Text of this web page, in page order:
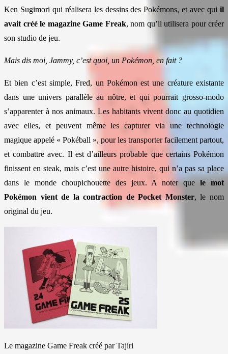
Ken Sugimori qui réalisera les dessins des Pokémons, et avec qui il
avait créé le magazine Game Freak, nom qu’il utilisera pour créer
son studio de jeu.
Mais dis moi, Jammy, c’est quoi, un Pokémon, en fait ?
Et bien c’est simple, Fred, un Pokémon est une créature existante
dans une univers parallèle au nôtre, et qui pourrait grosso-modo
s’apparenter à nos animaux. Les habitants vivent donc au quotidien
avec elles, et peuvent même les capturer via une technologie
magique appelé « Pokéball », pour les transporter facilement partout,
et combattre avec. Il est d’ailleurs probable que certains Pokémon
finissent en steak, mais c’est une autre histoire, qui n’a pas sa place
dans le monde choupichouette des jeux. A noter quele mot
Pokémon vient de la contraction de Pocket Monster, le nom
original du jeu.
Le magazine Game Freak créé par Tajiri